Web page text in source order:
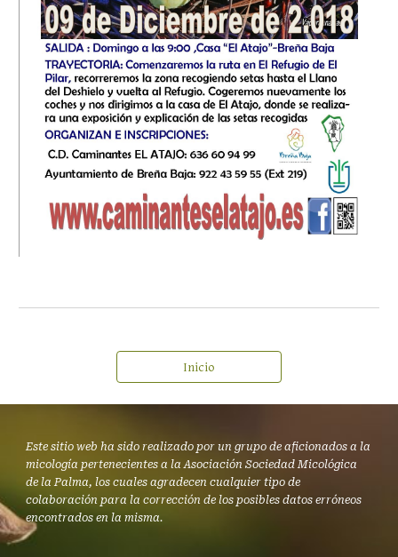
Inicio
Este sitio web ha sido realizado por un grupo de aficionados a la
micología pertenecientes a la Asociación Sociedad Micológica
de la Palma, los cuales agradecen cualquier tipo de
colaboración para la corrección de los posibles datos erróneos
encontrados en la misma.